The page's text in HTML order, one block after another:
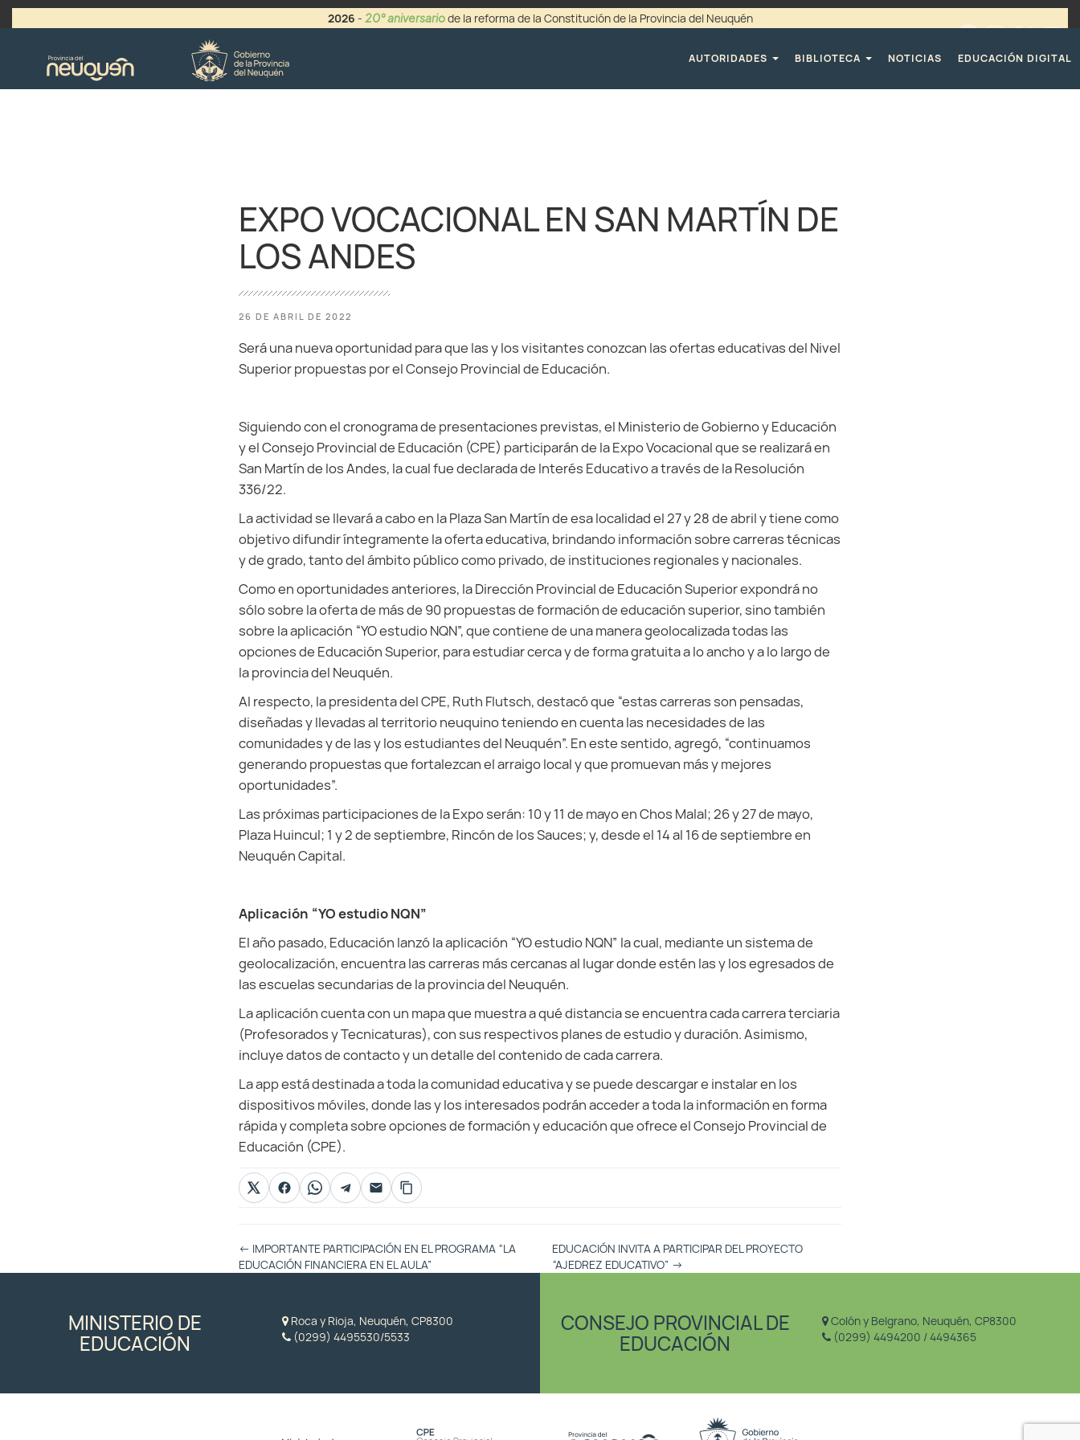
2026 - 20° aniversariode la reforma de la Constitución de la Provincia del Neuquén
AUTORIDADES
BIBLIOTECA NOTICIAS EDUCACIÓN DIGITAL
EXPO VOCACIONAL EN SAN MARTÍN DE
LOS ANDES
26 DE ABRIL DE 2022
Será una nueva oportunidad para que las y los visitantes conozcan las ofertas educativas del Nivel
Superior propuestas por el Consejo Provincial de Educación.
Siguiendo con el cronograma de presentaciones previstas, el Ministerio de Gobierno y Educación
y el Consejo Provincial de Educación (CPE) participarán de la Expo Vocacional que se realizará en
San Martín de los Andes, la cual fue declarada de Interés Educativo a través de la Resolución
336/22.
La actividad se llevará a cabo en la Plaza San Martín de esa localidad el 27 y 28 de abril y tiene como
objetivo difundir íntegramente la oferta educativa, brindando información sobre carreras técnicas
y de grado, tanto del ámbito público como privado, de instituciones regionales y nacionales.
Como en oportunidades anteriores, la Dirección Provincial de Educación Superior expondrá no
sólo sobre la oferta de más de 90 propuestas de formación de educación superior, sino también
sobre la aplicación “YO estudio NQN”, que contiene de una manera geolocalizada todas las
opciones de Educación Superior, para estudiar cerca y de forma gratuita a lo ancho y a lo largo de
la provincia del Neuquén.
Al respecto, la presidenta del CPE, Ruth Flutsch, destacó que “estas carreras son pensadas,
diseñadas y llevadas al territorio neuquino teniendo en cuenta las necesidades de las
comunidades y de las y los estudiantes del Neuquén”. En este sentido, agregó, “continuamos
generando propuestas que fortalezcan el arraigo local y que promuevan más y mejores
oportunidades”.
Las próximas participaciones de la Expo serán: 10 y 11 de mayo en Chos Malal; 26 y 27 de mayo,
Plaza Huincul; 1 y 2 de septiembre, Rincón de los Sauces; y, desde el 14 al 16 de septiembre en
Neuquén Capital.
Aplicación “YO estudio NQN”
El año pasado, Educación lanzó la aplicación “YO estudio NQN” la cual, mediante un sistema de
geolocalización, encuentra las carreras más cercanas al lugar donde estén las y los egresados de
las escuelas secundarias de la provincia del Neuquén.
La aplicación cuenta con un mapa que muestra a qué distancia se encuentra cada carrera terciaria
(Profesorados y Tecnicaturas), con sus respectivos planes de estudio y duración. Asimismo,
incluye datos de contacto y un detalle del contenido de cada carrera.
La app está destinada a toda la comunidad educativa y se puede descargar e instalar en los
dispositivos móviles, donde las y los interesados podrán acceder a toda la información en forma
rápida y completa sobre opciones de formación y educación que ofrece el Consejo Provincial de
Educación (CPE).
Otras
Entradas
← IMPORTANTE PARTICIPACIÓN EN EL PROGRAMA “LA
EDUCACIÓN FINANCIERA EN EL AULA”
EDUCACIÓN INVITA A PARTICIPAR DEL PROYECTO
“AJEDREZ EDUCATIVO” →
MINISTERIO DE
EDUCACIÓN
Roca y Rioja, Neuquén, CP8300
(0299) 4495530/5533
CONSEJO PROVINCIAL DE
EDUCACIÓN
Colón y Belgrano, Neuquén, CP8300
(0299) 4494200 / 4494365